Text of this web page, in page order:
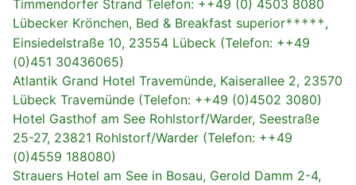
Timmendorfer Strand Telefon: ++49 (0) 4503 8080
Lübecker Krönchen, Bed & Breakfast superior*****,
Einsiedelstraße 10, 23554 Lübeck (Telefon: ++49
(0)451 30436065)
Atlantik Grand Hotel Travemünde, Kaiserallee 2, 23570
Lübeck Travemünde (Telefon: ++49 (0)4502 3080)
Hotel Gasthof am See Rohlstorf/Warder, Seestraße
25-27, 23821 Rohlstorf/Warder (Telefon: ++49
(0)4559 188080)
Strauers Hotel am See in Bosau, Gerold Damm 2-4,